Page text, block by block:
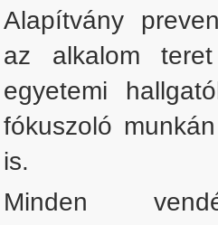
Alapítvány
az alkalom
egyetemi
fókuszoló
is.
Minden